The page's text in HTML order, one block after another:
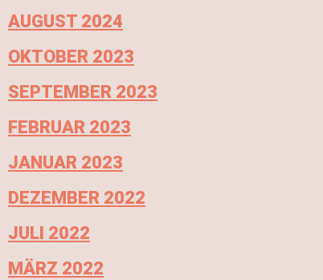
AUGUST 2024
OKTOBER 2023
SEPTEMBER 2023
FEBRUAR 2023
JANUAR 2023
DEZEMBER 2022
JULI 2022
MÄRZ 2022